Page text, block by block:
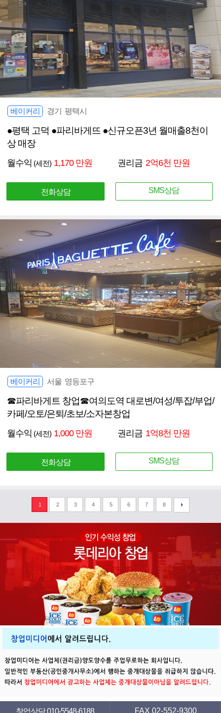
베이커리 경기 평택시
●평택 고덕 ●파리바게뜨 ●신규오픈3년 월매출8천이
상 매장
월수익 (세전) 1,170 만원 권리금 2억6천 만원
전화상담 SMS상담
베이커리 서울 영등포구
☎파리바게트 창업☎여의도역 대로변/여성/투잡/부업/
카페/오토/은퇴/초보/소자본창업
월수익 (세전) 1,000 만원 권리금 1억8천 만원
전화상담 SMS상담
1 2 3 4 5 6 7 8
FAX 02-552-9300